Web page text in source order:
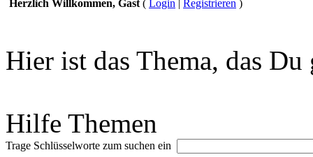
Herzlich Willkommen, Gast ( Login | Registrieren )
Hier ist das Thema, das Du
Hilfe Themen
Trage Schlüsselworte zum suchen ein